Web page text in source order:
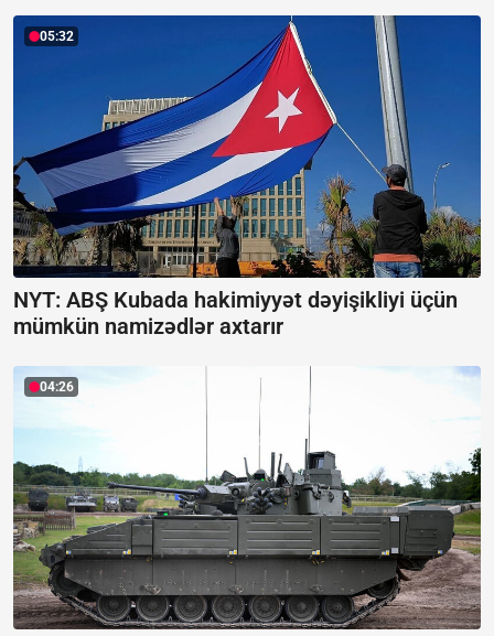
05:32
NYT: ABŞ Kubada hakimiyyət dəyişikliyi üçün
mümkün namizədlər axtarır
04:26